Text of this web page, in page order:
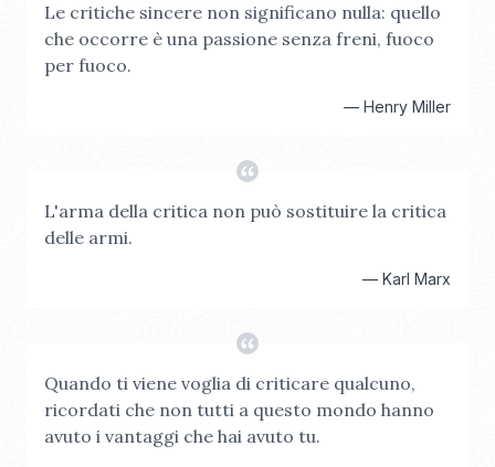
Le critiche sincere non significano nulla: quello
che occorre è una passione senza freni, fuoco
per fuoco.
— Henry Miller
L'arma della critica non può sostituire la critica
delle armi.
— Karl Marx
Quando ti viene voglia di criticare qualcuno,
ricordati che non tutti a questo mondo hanno
avuto i vantaggi che hai avuto tu.